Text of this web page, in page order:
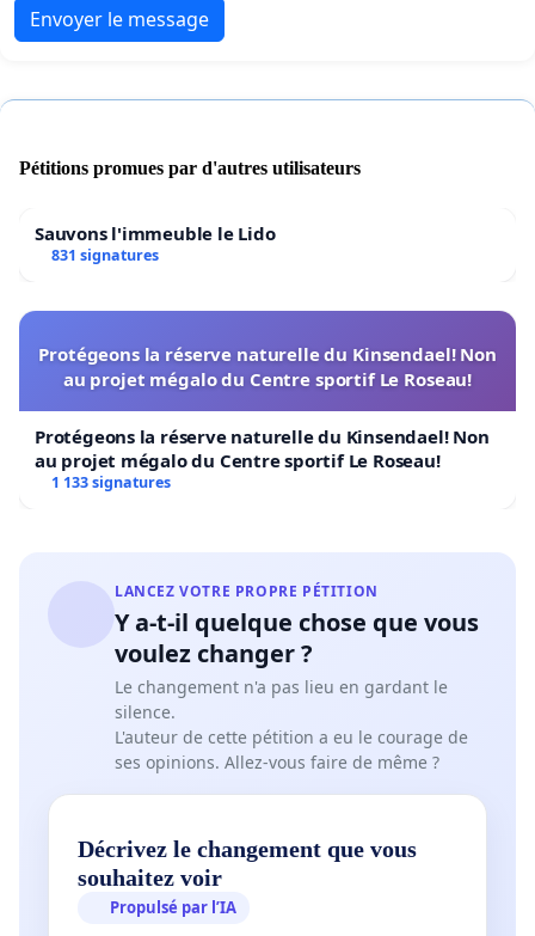
Envoyer le message
Pétitions promues par d'autres utilisateurs
Sauvons l'immeuble le Lido
831 signatures
Protégeons la réserve naturelle du Kinsendael! Non
au projet mégalo du Centre sportif Le Roseau!
Protégeons la réserve naturelle du Kinsendael! Non
au projet mégalo du Centre sportif Le Roseau!
1 133 signatures
LANCEZ VOTRE PROPRE PÉTITION
Y a-t-il quelque chose que vous
voulez changer ?
Le changement n'a pas lieu en gardant le
silence.
L'auteur de cette pétition a eu le courage de
ses opinions. Allez-vous faire de même ?
Décrivez le changement que vous
souhaitez voir
Propulsé par l’IA